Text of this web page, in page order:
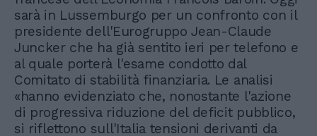
sarà in Lussemburgo per un confronto con il
presidente dell'Eurogruppo Jean-Claude
Juncker che ha già sentito ieri per telefono e
al quale porterà l'esame condotto dal
Comitato di stabilità finanziaria. Le analisi
«hanno evidenziato che, nonostante l'azione
di progressiva riduzione del deficit pubblico,
si riflettono sull'Italia tensioni derivanti da